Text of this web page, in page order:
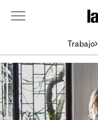
Trabajo